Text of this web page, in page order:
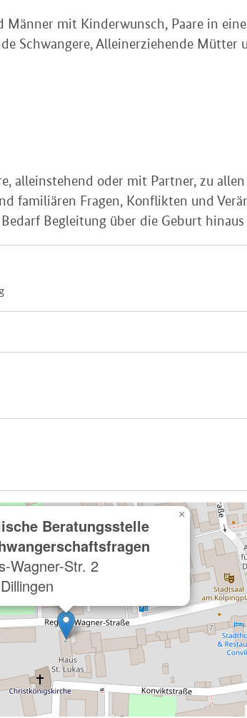
Männer mit Kinderwunsch, Paare in
Schwangere, Alleinerziehende Mütter
alleinstehend oder mit Partner, zu
familiären Fragen, Konflikten und
Begleitung über die Geburt
Beratungsstelle
Wagner-Str. 2
×